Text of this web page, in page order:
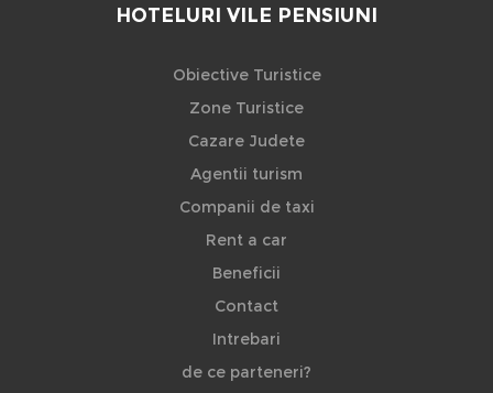
HOTELURI VILE PENSIUNI
Obiective Turistice
Zone Turistice
Cazare Judete
Agentii turism
Companii de taxi
Rent a car
Beneficii
Contact
Intrebari
de ce parteneri?